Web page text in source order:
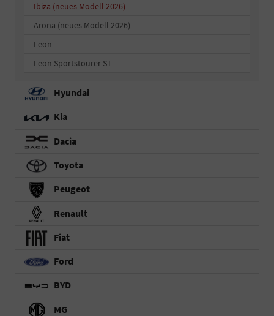
Ibiza (neues Modell 2026)
Arona (neues Modell 2026)
Leon
Leon Sportstourer ST
Hyundai
Kia
Dacia
Toyota
Peugeot
Renault
Fiat
Ford
BYD
MG